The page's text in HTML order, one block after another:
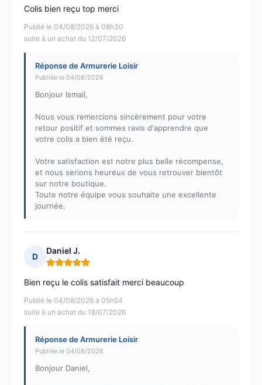
Publié le 04/08/2026 à 08h30
suite à un achat du 12/07/2026
Colis bien reçu top merci
Réponse de Armurerie Loisir
Publiée le 04/08/2026
Bonjour Ismail,
Nous vous remercions sincèrement pour votre
retour positif et sommes ravis d'apprendre que
votre colis a bien été reçu.
Votre satisfaction est notre plus belle récompense,
et nous serions heureux de vous retrouver bientôt
sur notre boutique.
Toute notre équipe vous souhaite une excellente
journée.
D
Daniel J.
Note : 5 sur 5
Publié le 04/08/2026 à 05h54
suite à un achat du 18/07/2026
Bien reçu le colis satisfait merci beaucoup
Réponse de Armurerie Loisir
Publiée le 04/08/2026
Bonjour Daniel,